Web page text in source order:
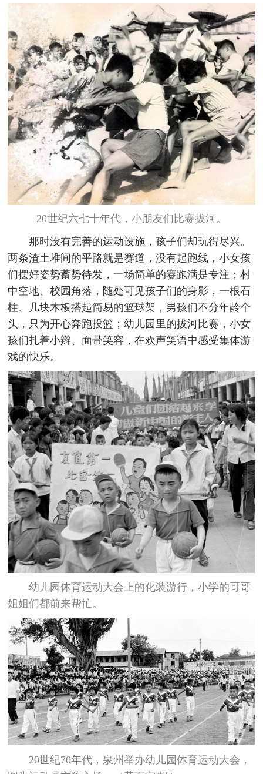
20世纪六七十年代，小朋友们比赛拔河。
那时没有完善的运动设施，孩子们却玩得尽兴。
两条渣土堆间的平路就是赛道，没有起跑线，小女孩
们摆好姿势蓄势待发，一场简单的赛跑满是专注；村
中空地、校园角落，随处可见孩子们的身影，一根石
柱、几块木板搭起简易的篮球架，男孩们不分年龄个
头，只为开心奔跑投篮；幼儿园里的拔河比赛，小女
孩们扎着小辫、面带笑容，在欢声笑语中感受集体游
戏的快乐。
幼儿园体育运动大会上的化装游行，小学的哥哥
姐姐们都前来帮忙。
20世纪70年代，泉州举办幼儿园体育运动大会，